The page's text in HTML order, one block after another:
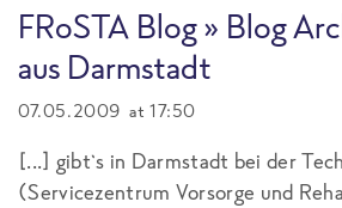
FRoSTA Blog » Blog
aus Darmstadt
07.05.2009 at 17:50
[...] gibt`s in Darmstadt bei der
(Servicezentrum Vorsorge und